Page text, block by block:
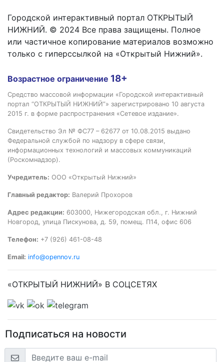
Городской интерактивный портал ОТКРЫТЫЙ
НИЖНИЙ. © 2024 Все права защищены. Полное
или частичное копирование материалов возможно
только с гиперссылкой на «Открытый Нижний».
Возрастное ограничение 18+
Средство массовой информации «Городской интерактивный
портал “ОТКРЫТЫЙ НИЖНИЙ”» зарегистрировано 10 августа
2015 г. в форме распространения «Сетевое издание».
Свидетельство Эл № ФС77 – 62677 от 10.08.2015 выдано
Федеральной службой по надзору в сфере связи,
информационных технологий и массовых коммуникаций
(Роскомнадзор).
Учредитель: ООО «Открытый Нижний»
Главный редактор: Валерий Прохоров
Адрес редакции: 603000, Нижегородская обл., г. Нижний
Новгород, улица Пискунова, д. 59, помещ. П14, офис 606
Телефон: +7 (926) 461-08-48
Email: info@opennov.ru
«ОТКРЫТЫЙ НИЖНИЙ» В СОЦСЕТЯХ
Подписаться на новости